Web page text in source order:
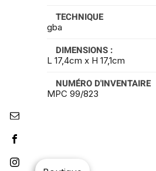
TECHNIQUE
gba
DIMENSIONS :
L 17,4cm x H 17,1cm
NUMÉRO D'INVENTAIRE
MPC 99/823